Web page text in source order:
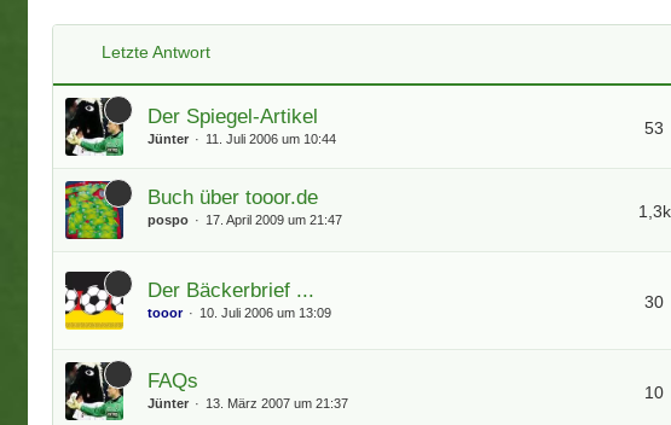
e
Letzte Antwort
Der Spiegel-Artikel
Jünter 11. Juli 2006 um 10:44
53
Buch über tooor.de
pospo 17. April 2009 um 21:47 1,3k
Der Bäckerbrief ...
tooor 10. Juli 2006 um 13:09
30
FAQs
Jünter 13. März 2007 um 21:37
10